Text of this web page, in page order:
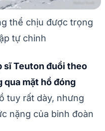
thể chịu được trọng
tự chinh
sĩ Teuton đuổi theo
qua mặt hồ đóng
tuy rất dày, nhưng
nặng của binh đoàn